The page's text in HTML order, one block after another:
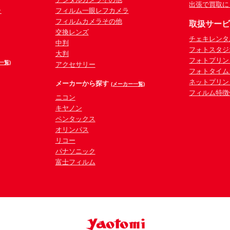
覧)
フィルム一眼レフカメラ
フィルムカメラその他
交換レンズ
中判
大判
アクセサリー
メーカーから探す (メーカー一覧)
ニコン
キヤノン
ペンタックス
オリンパス
リコー
パナソニック
富士フィルム
出張で買取
取扱サー
チェキレン
フォトスタ
フォトプリ
フォトタイ
ネットプリ
フィルム特